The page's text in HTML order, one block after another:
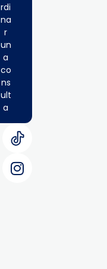
rdi
na
r
un
a
co
ns
ult
a